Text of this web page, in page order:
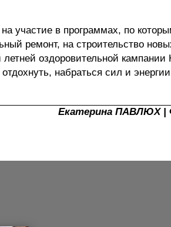
участие в программах, по
ремонт, на строительство
оздоровительной кампании
набраться сил и
Екатерина ПАВЛЮХ |